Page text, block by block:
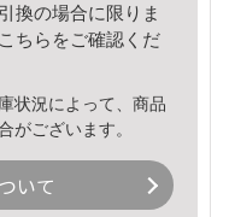
換の場合に限りま
こちら をご確認くだ
状況によって、商品
がございます。
いて